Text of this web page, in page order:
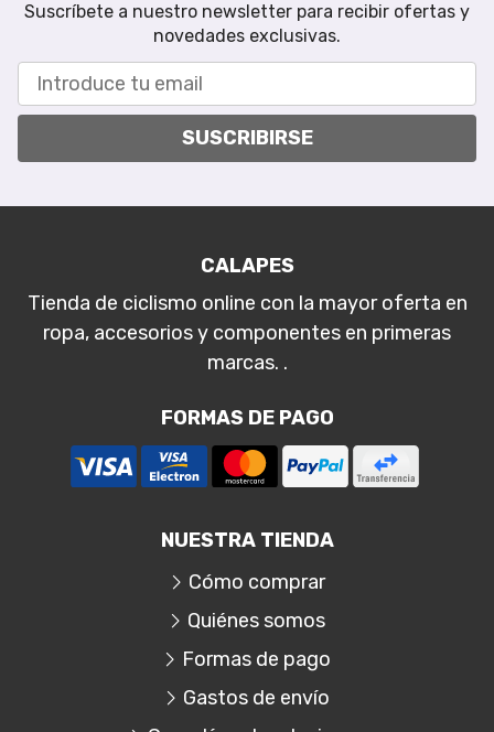
Suscríbete a nuestro newsletter para recibir ofertas y
novedades exclusivas.
SUSCRIBIRSE
CALAPES
Tienda de ciclismo online con la mayor oferta en
ropa, accesorios y componentes en primeras
marcas. .
FORMAS DE PAGO
NUESTRA TIENDA
Cómo comprar
Quiénes somos
Formas de pago
Gastos de envío